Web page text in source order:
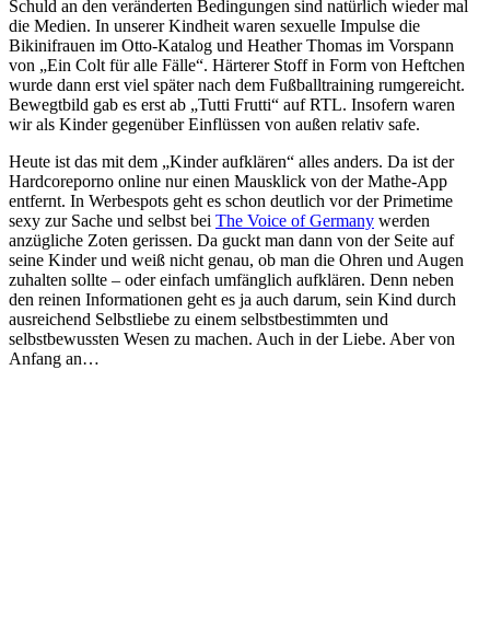
Schuld an den veränderten Bedingungen sind natürlich wieder mal
die Medien. In unserer Kindheit waren sexuelle Impulse die
Bikinifrauen im Otto-Katalog und Heather Thomas im Vorspann
von „Ein Colt für alle Fälle“. Härterer Stoff in Form von Heftchen
wurde dann erst viel später nach dem Fußballtraining rumgereicht.
Bewegtbild gab es erst ab „Tutti Frutti“ auf RTL. Insofern waren
wir als Kinder gegenüber Einflüssen von außen relativ safe.
Heute ist das mit dem „Kinder aufklären“ alles anders. Da ist der
Hardcoreporno online nur einen Mausklick von der Mathe-App
entfernt. In Werbespots geht es schon deutlich vor der Primetime
sexy zur Sache und selbst bei The Voice of Germany werden
anzügliche Zoten gerissen. Da guckt man dann von der Seite auf
seine Kinder und weiß nicht genau, ob man die Ohren und Augen
zuhalten sollte – oder einfach umfänglich aufklären. Denn neben
den reinen Informationen geht es ja auch darum, sein Kind durch
ausreichend Selbstliebe zu einem selbstbestimmten und
selbstbewussten Wesen zu machen. Auch in der Liebe. Aber von
Anfang an…